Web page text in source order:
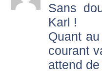
Sans
Karl !
Quant
courant
attend